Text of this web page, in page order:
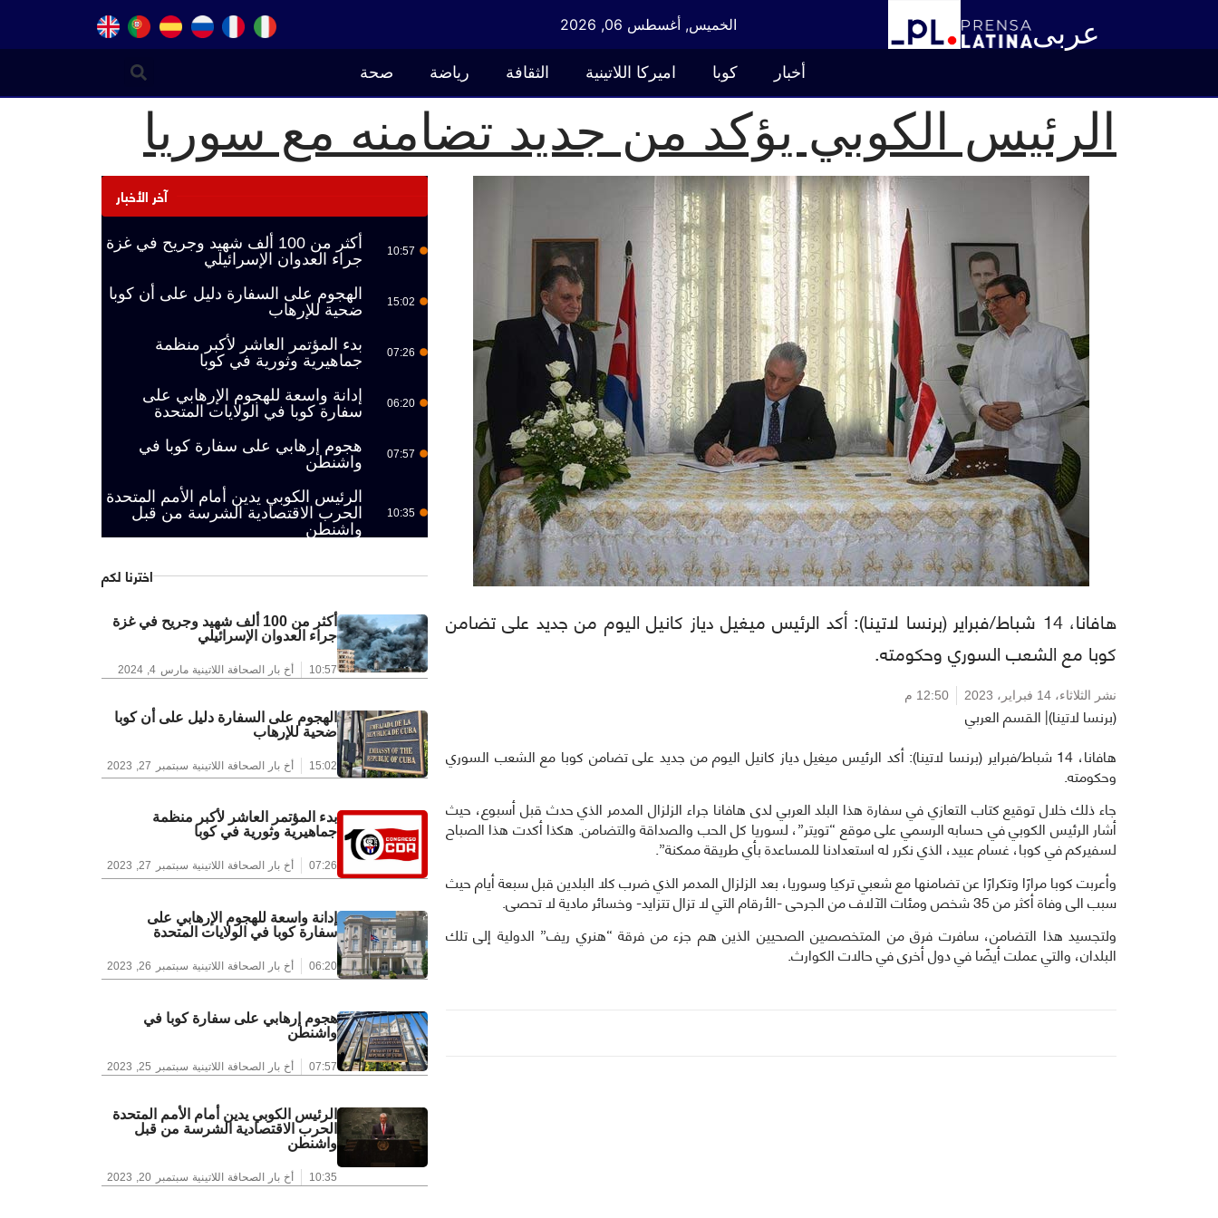
عربى الخميس, أغسطس 06, 2026
أخبار كوبا اميركا اللاتينية الثقافة رياضة صحة
الرئيس الكوبي يؤكد من جديد تضامنه مع سوريا
هافانا، 14 شباط/فبراير (برنسا لاتينا): أكد الرئيس ميغيل دياز كانيل اليوم من جديد على تضامن
كوبا مع الشعب السوري وحكومته.
نشر الثلاثاء، 14 فبراير، 2023 12:50 م
(برنسا لاتينا)| القسم العربي
هافانا، 14 شباط/فبراير (برنسا لاتينا): أكد الرئيس ميغيل دياز كانيل اليوم من جديد على تضامن كوبا مع الشعب السوري
وحكومته.
جاء ذلك خلال توقيع كتاب التعازي في سفارة هذا البلد العربي لدى هافانا جراء الزلزال المدمر الذي حدث قبل أسبوع، حيث
أشار الرئيس الكوبي في حسابه الرسمي على موقع “تويتر”، لسوريا كل الحب والصداقة والتضامن. هكذا أكدت هذا الصباح
لسفيركم في كوبا، غسام عبيد، الذي نكرر له استعدادنا للمساعدة بأي طريقة ممكنة”.
وأعربت كوبا مرارًا وتكرارًا عن تضامنها مع شعبي تركيا وسوريا، بعد الزلزال المدمر الذي ضرب كلا البلدين قبل سبعة أيام حيث
سبب الى وفاة أكثر من 35 شخص ومئات الآلاف من الجرحى -الأرقام التي لا تزال تتزايد- وخسائر مادية لا تحصى.
ولتجسيد هذا التضامن، سافرت فرق من المتخصصين الصحيين الذين هم جزء من فرقة “هنري ريف” الدولية إلى تلك
البلدان، والتي عملت أيضًا في دول أخرى في حالات الكوارث.
آخر الأخبار
10:57
أكثر من 100 ألف شهيد وجريح في غزة
جراء العدوان الإسرائيلي
15:02
الهجوم على السفارة دليل على أن كوبا
ضحية للإرهاب
07:26
بدء المؤتمر العاشر لأكبر منظمة
جماهيرية وثورية في كوبا
06:20
إدانة واسعة للهجوم الإرهابي على
سفارة كوبا في الولايات المتحدة
07:57
هجوم إرهابي على سفارة كوبا في
واشنطن
10:35
الرئيس الكوبي يدين أمام الأمم المتحدة
الحرب الاقتصادية الشرسة من قبل
واشنطن
اخترنا لكم
أكثر من 100 ألف شهيد وجريح في غزة
جراء العدوان الإسرائيلي
10:57 أخ بار الصحافة اللاتينيةمارس 4, 2024
الهجوم على السفارة دليل على أن كوبا
ضحية للإرهاب
15:02 أخ بار الصحافة اللاتينية سبتمبر 27, 2023
بدء المؤتمر العاشر لأكبر منظمة
جماهيرية وثورية في كوبا
07:26 أخ بار الصحافة اللاتينية سبتمبر 27, 2023
إدانة واسعة للهجوم الإرهابي على
سفارة كوبا في الولايات المتحدة
06:20 أخ بار الصحافة اللاتينية سبتمبر 26, 2023
هجوم إرهابي على سفارة كوبا في
واشنطن
07:57 أخ بار الصحافة اللاتينية سبتمبر 25, 2023
الرئيس الكوبي يدين أمام الأمم المتحدة
الحرب الاقتصادية الشرسة من قبل
واشنطن
10:35 أخ بار الصحافة اللاتينية سبتمبر 20, 2023